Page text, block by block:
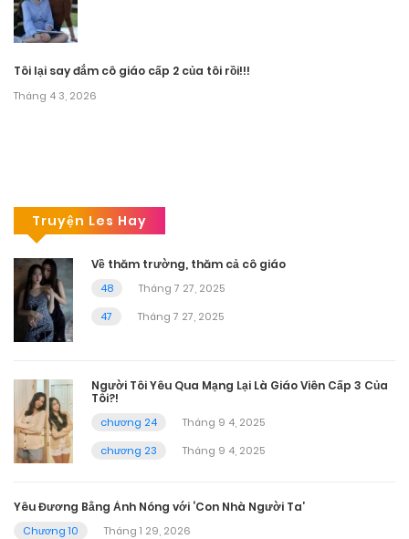
Tôi lại say đắm cô giáo cấp 2 của tôi rồi!!!
Tháng 4 3, 2026
Truyện Les Hay
Về thăm trường, thăm cả cô giáo
48
Tháng 7 27, 2025
47
Tháng 7 27, 2025
Người Tôi Yêu Qua Mạng Lại Là Giáo Viên Cấp 3 Của
Tôi?!
chương 24
Tháng 9 4, 2025
chương 23
Tháng 9 4, 2025
Yêu Đương Bằng Ảnh Nóng với ‘Con Nhà Người Ta’
Chương 10
Tháng 1 29, 2026